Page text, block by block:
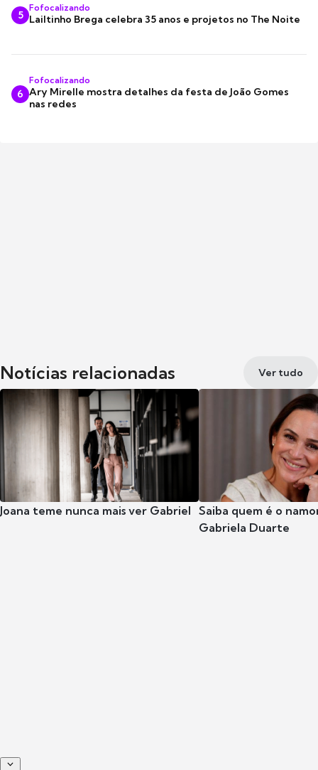
5
Fofocalizando
Lailtinho Brega celebra 35 anos e projetos no The Noite
6
Fofocalizando
Ary Mirelle mostra detalhes da festa de João Gomes
nas redes
Notícias relacionadas Ver tudo
Joana teme nunca mais ver Gabriel Saiba quem é o
Gabriela Duarte